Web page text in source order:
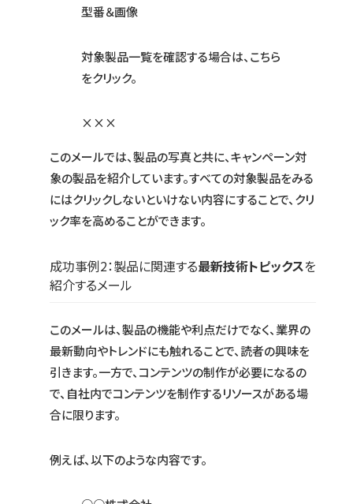
型番＆画像
対象製品一覧を確認する場合は、こちら
をクリック。
×××
このメールでは、製品の写真と共に、キャンペーン対
象の製品を紹介しています。すべての対象製品をみる
にはクリックしないといけない内容にすることで、クリ
ック率を高めることができます。
成功事例2：製品に関連する最新技術トピックスを
紹介するメール
このメールは、製品の機能や利点だけでなく、業界の
最新動向やトレンドにも触れることで、読者の興味を
引きます。一方で、コンテンツの制作が必要になるの
で、自社内でコンテンツを制作するリソースがある場
合に限ります。
例えば、以下のような内容です。